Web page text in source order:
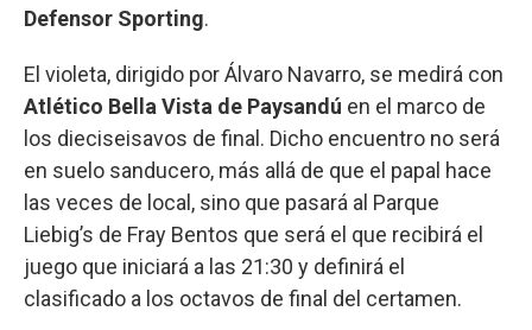
Defensor Sporting.
El violeta, dirigido por Álvaro Navarro, se medirá con
Atlético Bella Vista de Paysandú en el marco de
los dieciseisavos de final. Dicho encuentro no será
en suelo sanducero, más allá de que el papal hace
las veces de local, sino que pasará al Parque
Liebig’s de Fray Bentos que será el que recibirá el
juego que iniciará a las 21:30 y definirá el
clasificado a los octavos de final del certamen.